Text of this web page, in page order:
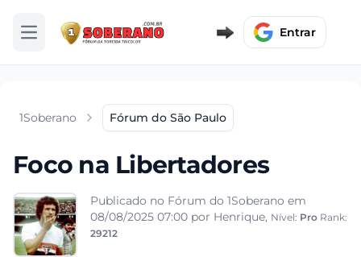
Abrir menu Entrar
1Soberano Fórum do São Paulo
Foco na Libertadores
Publicado no Fórum do 1Soberano em
08/08/2025 07:00 por Henrique, Nível: Pro Rank:
29212